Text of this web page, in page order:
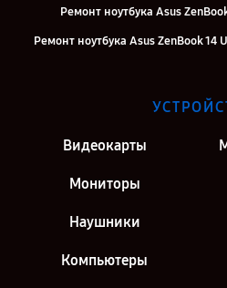
Ремонт ноутбука Asus
Ремонт ноутбука Asus ZenBook 14
Видеокарты
Мониторы
Наушники
Компьютеры